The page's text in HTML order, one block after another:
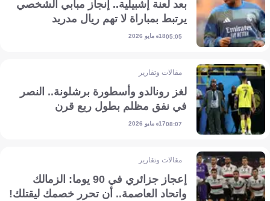
بعد لعنة إشبيلية.. إنجاز مبابي الشخصي
يرتبط بمباراة لا تهم ريال مدريد
05:0518 مايو 2026
مقالات وتقارير
لغز رونالدو وأسطورة برشلونة.. النصر
في نفق مظلم بطول ربع قرن
08:0717 مايو 2026
مقالات وتقارير
إعجاز جزائري في 90 يوما: الزمالك
واتحاد العاصمة.. أن تحرر خصمك ليقتلك!